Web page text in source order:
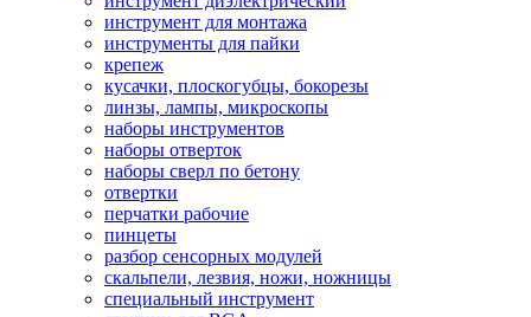
инструмент для монтажа
инструменты для пайки
крепеж
кусачки, плоскогубцы, бокорезы
линзы, лампы, микроскопы
наборы инструментов
наборы отверток
наборы сверл по бетону
отвертки
перчатки рабочие
пинцеты
разбор сенсорных модулей
скальпели, лезвия, ножи, ножницы
специальный инструмент